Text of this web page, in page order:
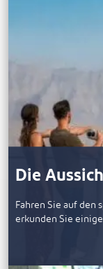
Die
Fahren Sie auf den
erkunden Sie